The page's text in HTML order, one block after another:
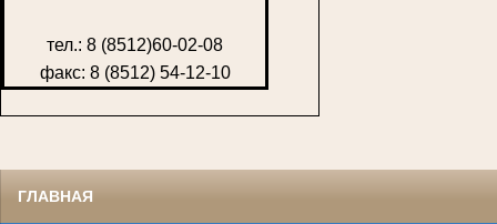
тел.: 8 (8512)60-02-08
факс: 8 (8512) 54-12-10
ГЛАВНАЯ